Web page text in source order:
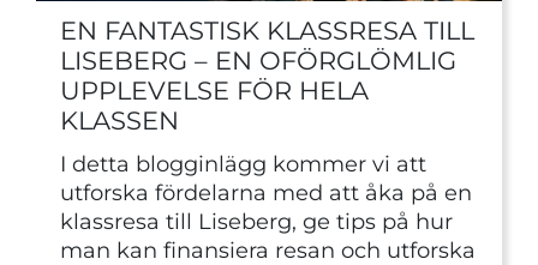
EN FANTASTISK KLASSRESA TILL
LISEBERG – EN OFÖRGLÖMLIG
UPPLEVELSE FÖR HELA
KLASSEN
I detta blogginlägg kommer vi att
utforska fördelarna med att åka på en
klassresa till Liseberg, ge tips på hur
man kan finansiera resan och utforska